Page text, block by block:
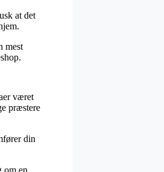
at det
mest
været
præstere
din
om en